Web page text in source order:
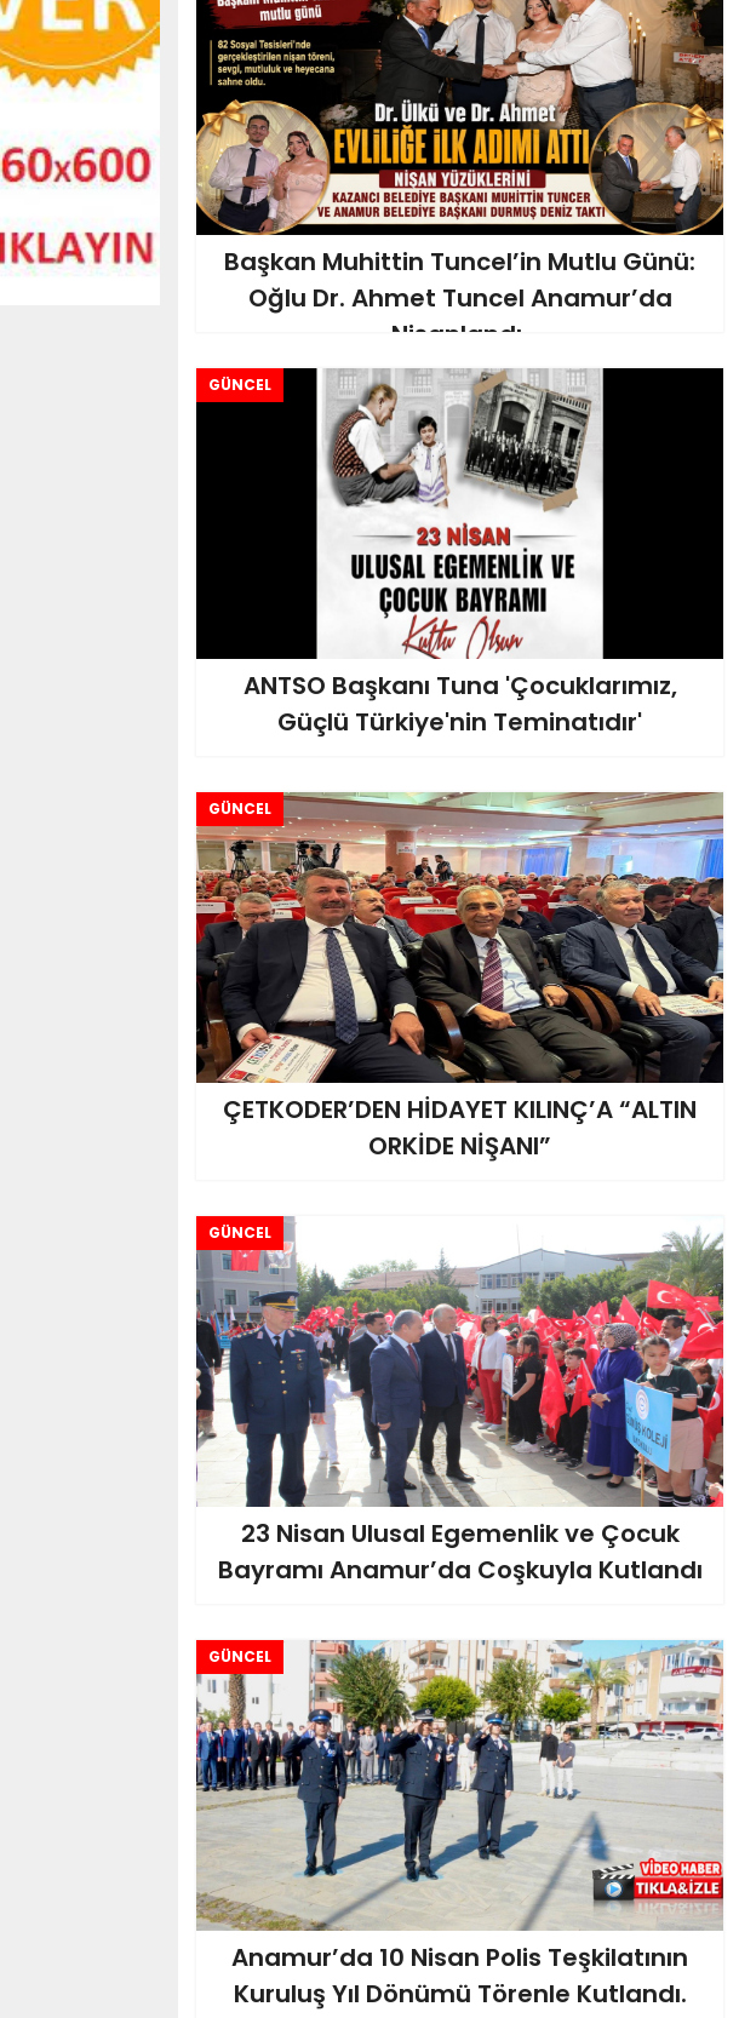
Başkan Muhittin Tuncel’in Mutlu Günü:
Oğlu Dr. Ahmet Tuncel Anamur’da
Nişanlandı.
GÜNCEL
ANTSO Başkanı Tuna 'Çocuklarımız,
Güçlü Türkiye'nin Teminatıdır'
GÜNCEL
ÇETKODER’DEN HİDAYET KILINÇ’A “ALTIN
ORKİDE NİŞANI”
GÜNCEL
23 Nisan Ulusal Egemenlik ve Çocuk
Bayramı Anamur’da Coşkuyla Kutlandı
GÜNCEL
Anamur’da 10 Nisan Polis Teşkilatının
Kuruluş Yıl Dönümü Törenle Kutlandı.